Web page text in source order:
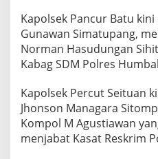
a
p
o
l
s
S
e
j
a
Kapolsek Pancur Batu
Gunawan Simatupang,
Norman Hasudungan
Kabag SDM Polres
Kapolsek Percut Seituan
Jhonson Managara
Kompol M Agustiawan
menjabat Kasat Reskrim